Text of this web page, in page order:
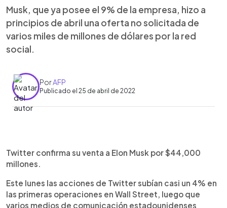
Musk, que ya posee el 9% de la empresa, hizo a
principios de abril una oferta no solicitada de
varios miles de millones de dólares por la red
social.
PorAFP
Publicado el 25 de abril de 2022
Escuchar artículo
Twitter confirma su venta a Elon Musk por $44,000
millones.
Este lunes las acciones de Twitter subían casi un 4% en
las primeras operaciones en Wall Street, luego que
varios medios de comunicación estadounidenses